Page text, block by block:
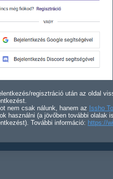
regisztráció után az oldal
nem csak nálunk, hanem az Issho
használni (a jövőben további olalak
További információ: https://